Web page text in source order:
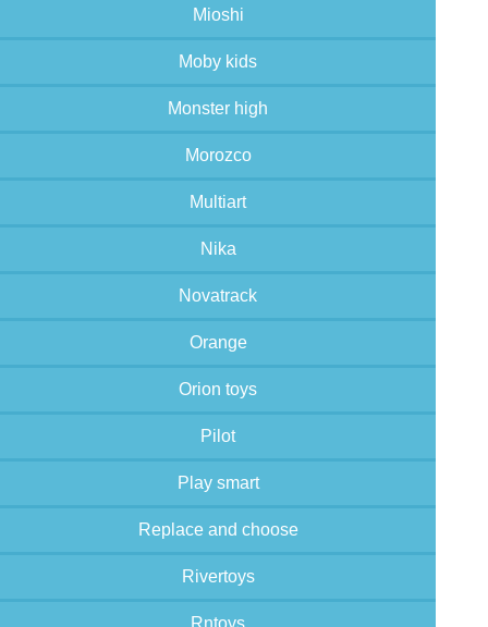
Mioshi
Moby kids
Monster high
Morozco
Multiart
Nika
Novatrack
Orange
Orion toys
Pilot
Play smart
Replace and choose
Rivertoys
Rntoys